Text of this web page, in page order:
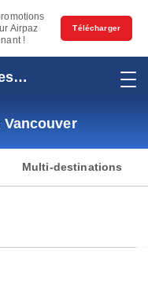
Airpaz
!
Télécharger
Multi-destinations